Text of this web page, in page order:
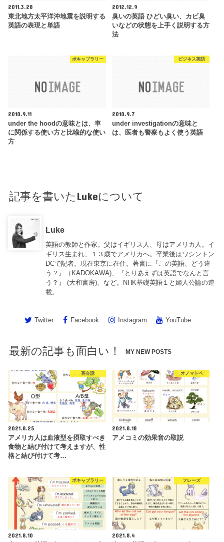
2011.3.28
東北地方太平洋沖地震を説明する
英語の表現と単語
2012.12.9
臭いの英語 ひどい臭い、カビ臭
いなどの状態を上手く説明する方
法
ボキャブラリー
2010.9.11
under the hoodの意味とは、車
に関係する使い方と比喩的な使い
方
ビジネス英語
2010.9.7
under investigationの意味と
は、医者も警察もよく使う英語
記事を書いたLukeについて
Luke
英語の教師と作家。父はイギリス人、母はアメリカ人。イ
ギリス生まれ、１３歳でアメリカへ。卒業後はワシントン
DCで記者。現在東京に在住。著書に『この英語、どう違
う？』（KADOKAWA)、『とりあえずは英語でなんと言
う？』 (大和書房)、など。NHK基礎英語１と婦人公論の連
載。
Twitter Facebook Instagram YouTube
最新の記事も面白い！ MY NEW POSTS
英会話
2021.8.25
アメリカ人は血液型を摂取すべき
食物と結び付けて考えますが、性
格と結び付けて考…
オノマトペ
2021.8.18
アメコミの効果音の取説
ボキャブラリー
2021.8.10
フレーズ
2021.8.4